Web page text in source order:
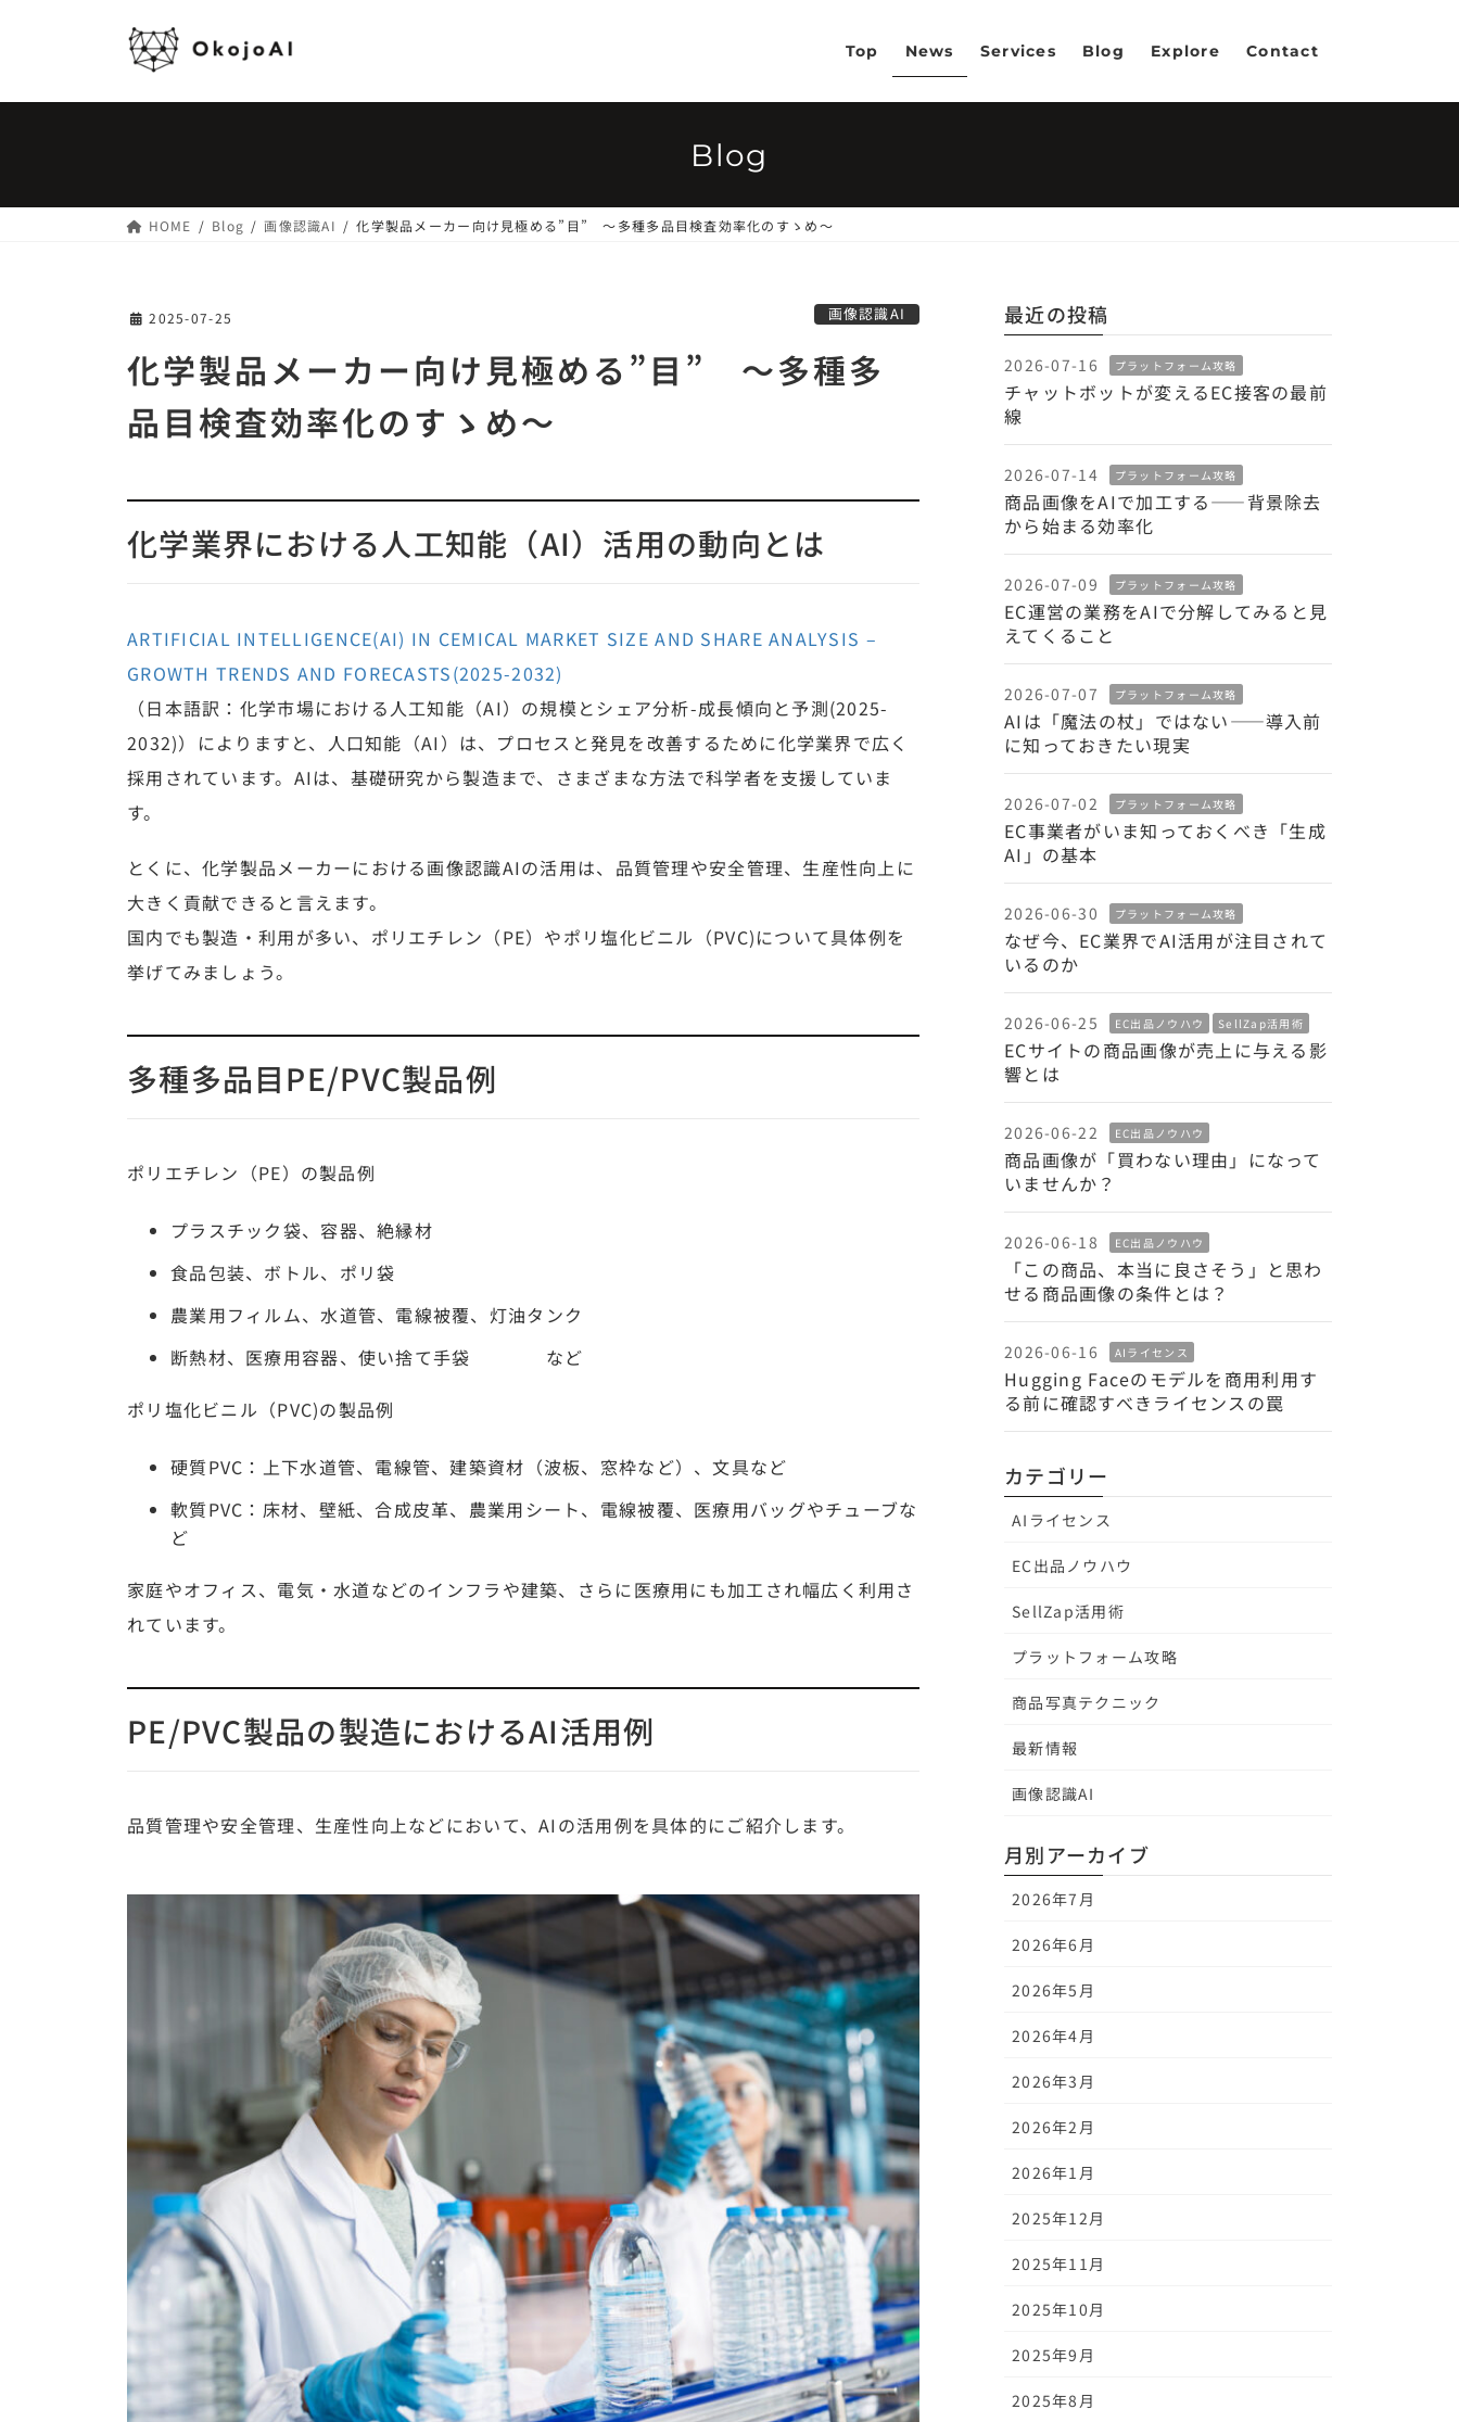
Top News Services Blog Explore Contact
Blog
HOME Blog 画像認識AI 化学製品メーカー向け見極める”目” ～多種多品目検査効率化のすゝめ～
2025-07-25 画像認識AI
化学製品メーカー向け見極める”目” ～多種多
品目検査効率化のすゝめ～
化学業界における人工知能（AI）活用の動向とは
ARTIFICIAL INTELLIGENCE(AI) IN CEMICAL MARKET SIZE AND SHARE ANALYSIS –
GROWTH TRENDS AND FORECASTS(2025-2032)
（日本語訳：化学市場における人工知能（AI）の規模とシェア分析-成長傾向と予測(2025-
2032)）によりますと、人口知能（AI）は、プロセスと発見を改善するために化学業界で広く
採用されています。AIは、基礎研究から製造まで、さまざまな方法で科学者を支援していま
す。
とくに、化学製品メーカーにおける画像認識AIの活用は、品質管理や安全管理、生産性向上に
大きく貢献できると言えます。
国内でも製造・利用が多い、ポリエチレン（PE）やポリ塩化ビニル（PVC)について具体例を
挙げてみましょう。
多種多品目PE/PVC製品例
ポリエチレン（PE）の製品例
プラスチック袋、容器、絶縁材
食品包装、ボトル、ポリ袋
農業用フィルム、水道管、電線被覆、灯油タンク
断熱材、医療用容器、使い捨て手袋 など
ポリ塩化ビニル（PVC)の製品例
硬質PVC：上下水道管、電線管、建築資材（波板、窓枠など）、文具など
軟質PVC：床材、壁紙、合成皮革、農業用シート、電線被覆、医療用バッグやチューブな
ど
家庭やオフィス、電気・水道などのインフラや建築、さらに医療用にも加工され幅広く利用さ
れています。
PE/PVC製品の製造におけるAI活用例
品質管理や安全管理、生産性向上などにおいて、AIの活用例を具体的にご紹介します。
最近の投稿
2026-07-16 プラットフォーム攻略
チャットボットが変えるEC接客の最前
線
2026-07-14 プラットフォーム攻略
商品画像をAIで加工する——背景除去
から始まる効率化
2026-07-09 プラットフォーム攻略
EC運営の業務をAIで分解してみると見
えてくること
2026-07-07 プラットフォーム攻略
AIは「魔法の杖」ではない——導入前
に知っておきたい現実
2026-07-02 プラットフォーム攻略
EC事業者がいま知っておくべき「生成
AI」の基本
2026-06-30 プラットフォーム攻略
なぜ今、EC業界でAI活用が注目されて
いるのか
2026-06-25 EC出品ノウハウ SellZap活用術
ECサイトの商品画像が売上に与える影
響とは
2026-06-22 EC出品ノウハウ
商品画像が「買わない理由」になって
いませんか？
2026-06-18 EC出品ノウハウ
「この商品、本当に良さそう」と思わ
せる商品画像の条件とは？
2026-06-16 AIライセンス
Hugging Faceのモデルを商用利用す
る前に確認すべきライセンスの罠
カテゴリー
AIライセンス
EC出品ノウハウ
SellZap活用術
プラットフォーム攻略
商品写真テクニック
最新情報
画像認識AI
月別アーカイブ
2026年7月
2026年6月
2026年5月
2026年4月
2026年3月
2026年2月
2026年1月
2025年12月
2025年11月
2025年10月
2025年9月
2025年8月